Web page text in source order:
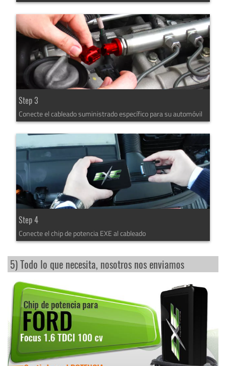
Step 3
Conecte el cableado suministrado específico para su automóvil
Step 4
Conecte el chip de potencia EXE al cableado
5) Todo lo que necesita, nosotros nos enviamos